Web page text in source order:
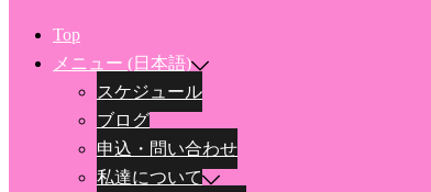
Top
メニュー (日本語)
スケジュール
ブログ
申込・問い合わせ
私達について